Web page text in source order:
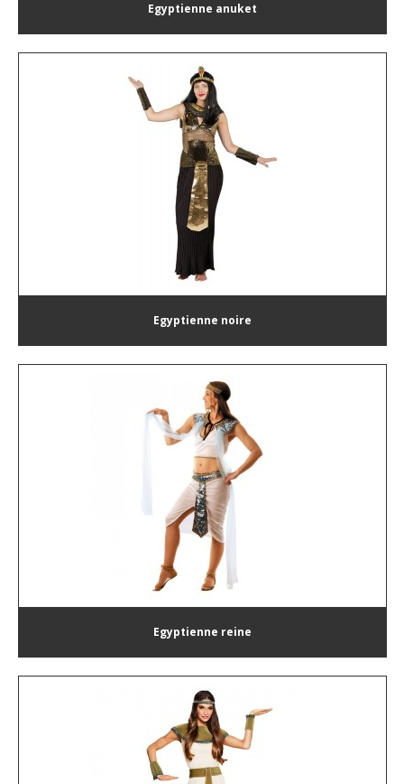
Egyptienne anuket
Egyptienne noire
Egyptienne reine